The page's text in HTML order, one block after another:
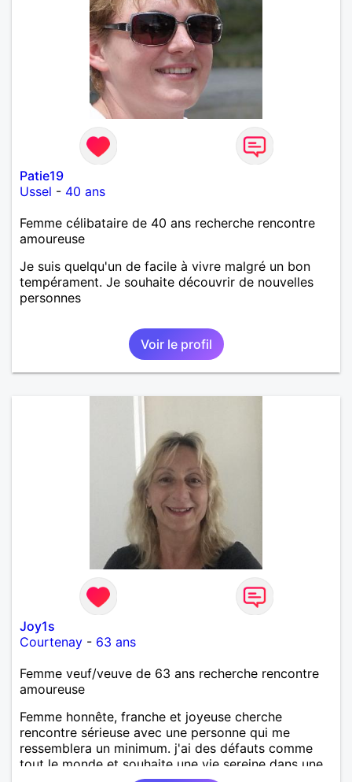
Patie19
Ussel - 40 ans
Femme célibataire de 40 ans recherche rencontre
amoureuse
Je suis quelqu'un de facile à vivre malgré un bon
tempérament. Je souhaite découvrir de nouvelles
personnes
Voir le profil
Joy1s
Courtenay - 63 ans
Femme veuf/veuve de 63 ans recherche rencontre
amoureuse
Femme honnête, franche et joyeuse cherche
rencontre sérieuse avec une personne qui me
ressemblera un minimum. j'ai des défauts comme
tout le monde et souhaite une vie sereine dans une